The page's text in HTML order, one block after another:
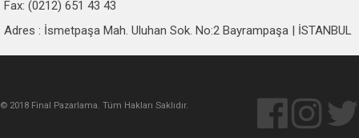
Fax: (0212) 651 43 43
Adres : İsmetpaşa Mah. Uluhan Sok. No:2 Bayrampaşa | İSTANBUL
© 2018 Final Pazarlama. Tüm Hakları Saklıdır.